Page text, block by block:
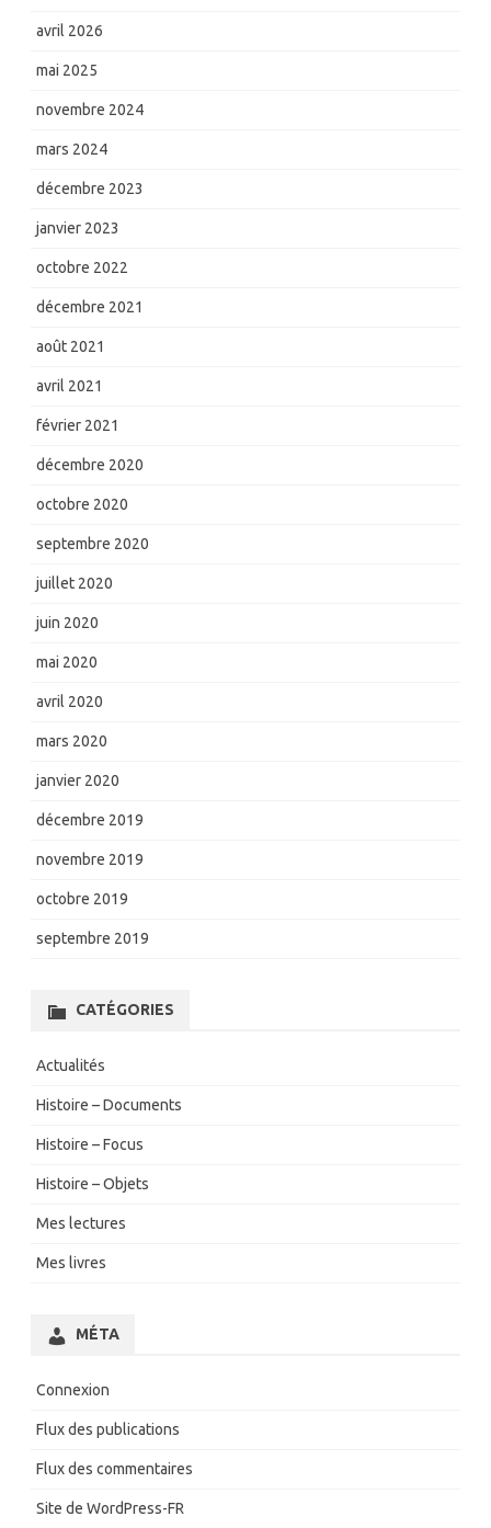
avril 2026
mai 2025
novembre 2024
mars 2024
décembre 2023
janvier 2023
octobre 2022
décembre 2021
août 2021
avril 2021
février 2021
décembre 2020
octobre 2020
septembre 2020
juillet 2020
juin 2020
mai 2020
avril 2020
mars 2020
janvier 2020
décembre 2019
novembre 2019
octobre 2019
septembre 2019
CATÉGORIES
Actualités
Histoire – Documents
Histoire – Focus
Histoire – Objets
Mes lectures
Mes livres
MÉTA
Connexion
Flux des publications
Flux des commentaires
Site de WordPress-FR